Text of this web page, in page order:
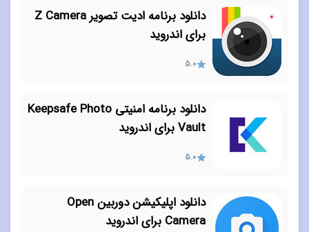
دانلود برنامه ادیت تصویر Z Camera
برای اندروید
5.0
دانلود برنامه امنیتی Keepsafe Photo
Vault برای اندروید
5.0
دانلود اپلیکیشن دوربین Open
Camera برای اندروید